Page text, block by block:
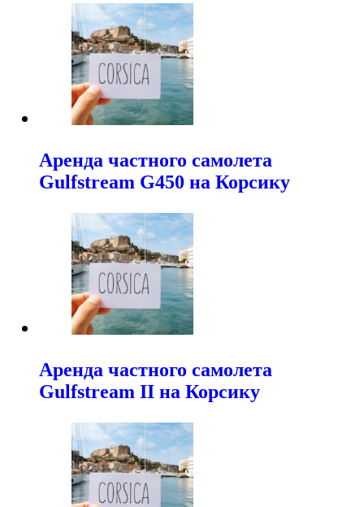
Аренда частного самолета
Gulfstream G450 на Корсику
Аренда частного самолета
Gulfstream II на Корсику